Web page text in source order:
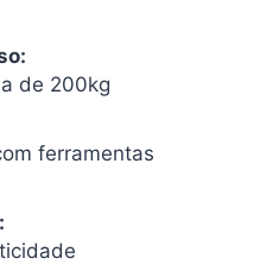
de 200kg
ferramentas